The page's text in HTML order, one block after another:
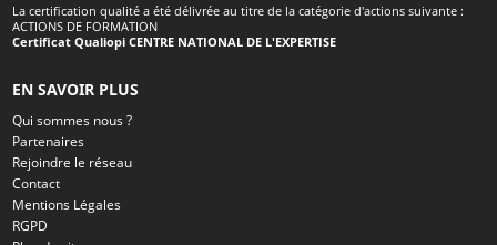
La certification qualité a été délivrée au titre de la catégorie d'actions suivante :
ACTIONS DE FORMATION
Certificat Qualiopi CENTRE NATIONAL DE L'EXPERTISE
EN SAVOIR PLUS
Qui sommes nous ?
Partenaires
Rejoindre le réseau
Contact
Mentions Légales
RGPD